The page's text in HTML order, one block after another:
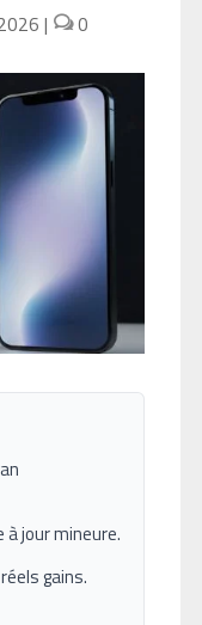
|
0
à jour mineure.
gains.